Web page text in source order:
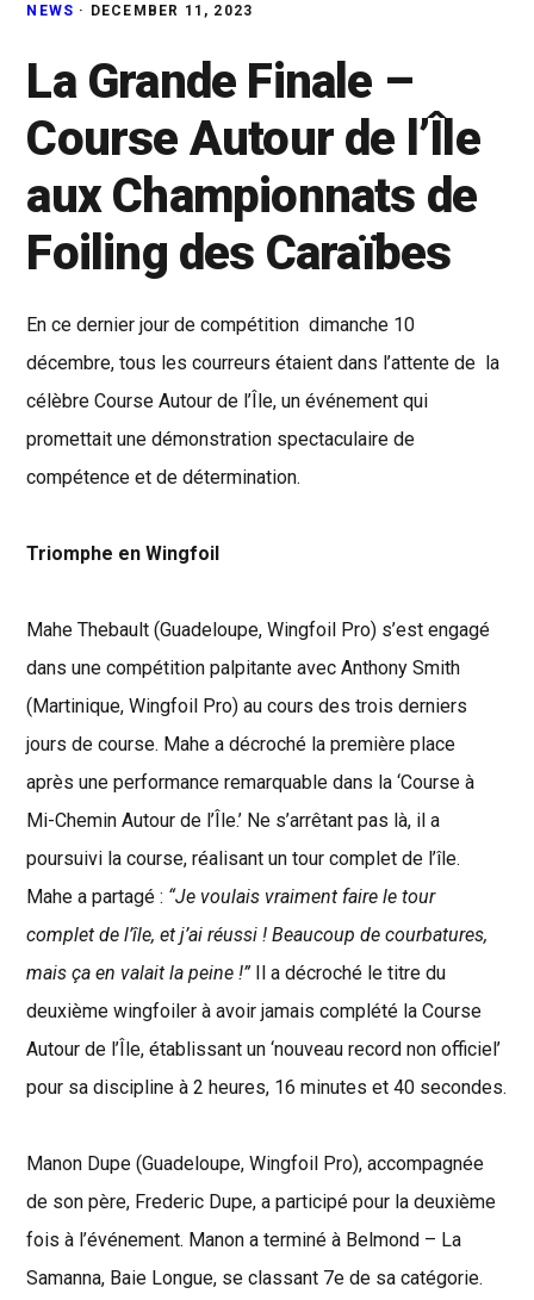
NEWS · DECEMBER 11, 2023
La Grande Finale –
Course Autour de l’Île
aux Championnats de
Foiling des Caraïbes
En ce dernier jour de compétition dimanche 10
décembre, tous les courreurs étaient dans l’attente de la
célèbre Course Autour de l’Île, un événement qui
promettait une démonstration spectaculaire de
compétence et de détermination.
Triomphe en Wingfoil
Mahe Thebault (Guadeloupe, Wingfoil Pro) s’est engagé
dans une compétition palpitante avec Anthony Smith
(Martinique, Wingfoil Pro) au cours des trois derniers
jours de course. Mahe a décroché la première place
après une performance remarquable dans la ‘Course à
Mi-Chemin Autour de l’Île.’ Ne s’arrêtant pas là, il a
poursuivi la course, réalisant un tour complet de l’île.
Mahe a partagé : “Je voulais vraiment faire le tour
complet de l’île, et j’ai réussi ! Beaucoup de courbatures,
mais ça en valait la peine !” Il a décroché le titre du
deuxième wingfoiler à avoir jamais complété la Course
Autour de l’Île, établissant un ‘nouveau record non officiel’
pour sa discipline à 2 heures, 16 minutes et 40 secondes.
Manon Dupe (Guadeloupe, Wingfoil Pro), accompagnée
de son père, Frederic Dupe, a participé pour la deuxième
fois à l’événement. Manon a terminé à Belmond – La
Samanna, Baie Longue, se classant 7e de sa catégorie.